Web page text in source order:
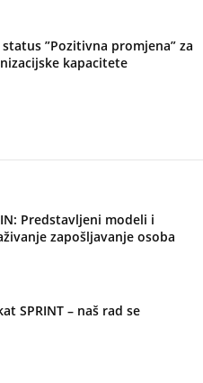
”Pozitivna promjena” za
kapacitete
Predstavljeni modeli i
zapošljavanje osoba
SPRINT – naš rad se